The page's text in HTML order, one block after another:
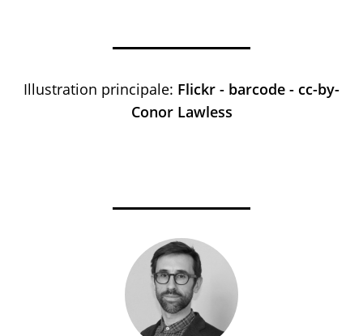
Illustration principale: Flickr - barcode - cc-by-
Conor Lawless